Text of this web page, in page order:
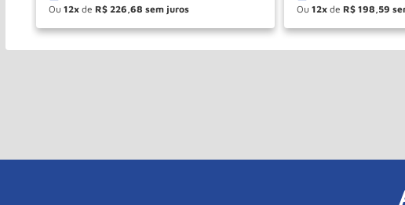
Ou 12 de R$ 226,68
＋
－ COMPRAR
Ou 12 de R$ 198,59
＋
－